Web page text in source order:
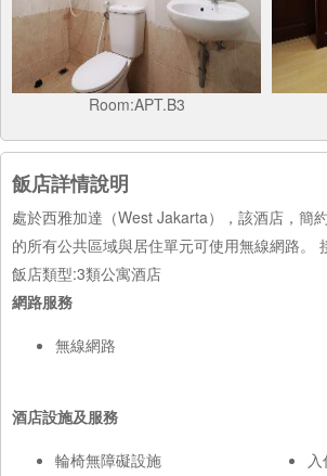
Room:APT.B3
飯店詳情說明
處於西雅加達（West Jakarta），該酒店，簡
的所有公共區域與居住單元可使用無線網路。
飯店類型:3類公寓酒店
網路服務
無線網路
酒店設施及服務
輪椅無障礙設施